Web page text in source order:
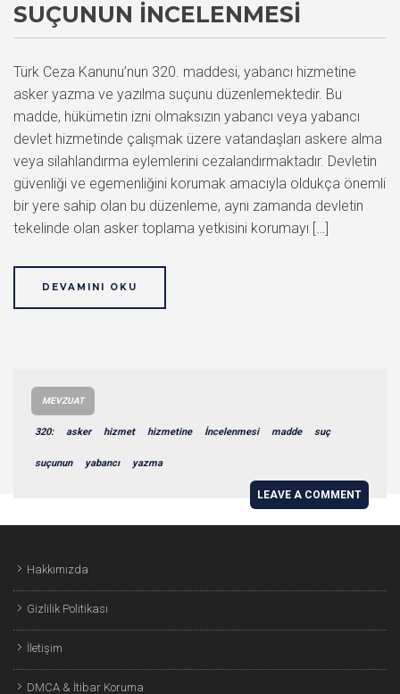
SUÇUNUN İNCELENMESI
Türk Ceza Kanunu’nun 320. maddesi, yabancı hizmetine
asker yazma ve yazılma suçunu düzenlemektedir. Bu
madde, hükümetin izni olmaksızın yabancı veya yabancı
devlet hizmetinde çalışmak üzere vatandaşları askere alma
veya silahlandırma eylemlerini cezalandırmaktadır. Devletin
güvenliği ve egemenliğini korumak amacıyla oldukça önemli
bir yere sahip olan bu düzenleme, aynı zamanda devletin
tekelinde olan asker toplama yetkisini korumayı […]
DEVAMINI OKU
MEVZUAT
320: asker hizmet hizmetine İncelenmesi madde suç
suçunun yabancı yazma
LEAVE A COMMENT
Hakkımızda
Gizlilik Politikası
İletişim
DMCA & İtibar Koruma